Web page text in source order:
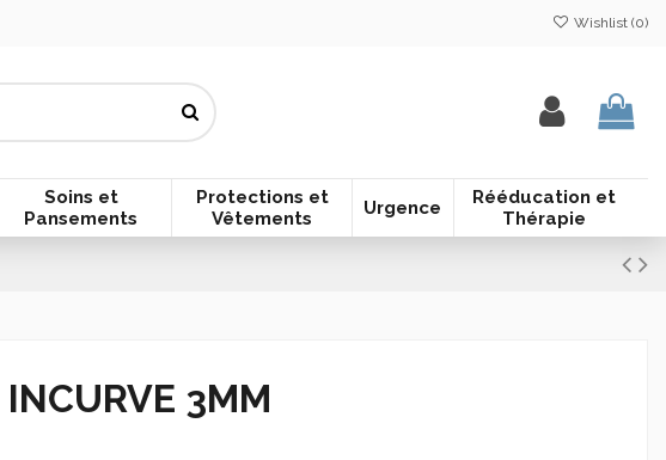
Wishlist (0)
Soins et
Pansements
Protections et
Vêtements
Urgence
Rééducation et
Thérapie
3MM